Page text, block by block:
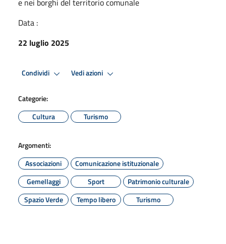
Data :
22 luglio 2025
Condividi Vedi azioni
Categorie:
Cultura
Turismo
Argomenti:
Associazioni
Comunicazione istituzionale
Gemellaggi
Sport
Patrimonio culturale
Spazio Verde
Tempo libero Turismo